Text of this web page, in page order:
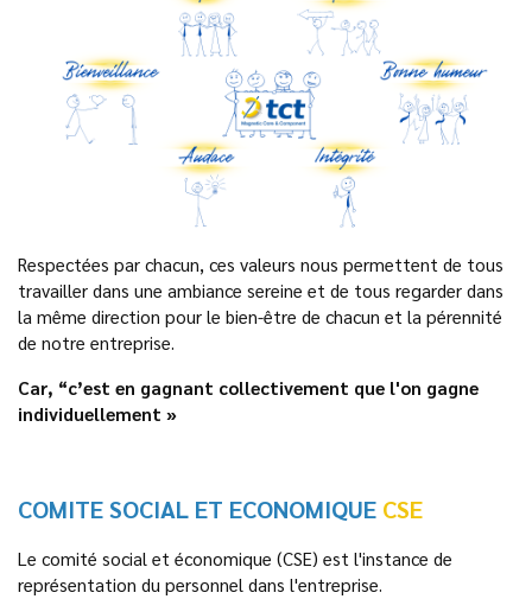
Respectées par chacun, ces valeurs nous permettent de tous
travailler dans une ambiance sereine et de tous regarder dans
la même direction pour le bien-être de chacun et la pérennité
de notre entreprise.
Car, “c’est en gagnant collectivement que l'on gagne
individuellement »
COMITE SOCIAL ET ECONOMIQUE CSE
Le comité social et économique (CSE) est l'instance de
représentation du personnel dans l'entreprise.